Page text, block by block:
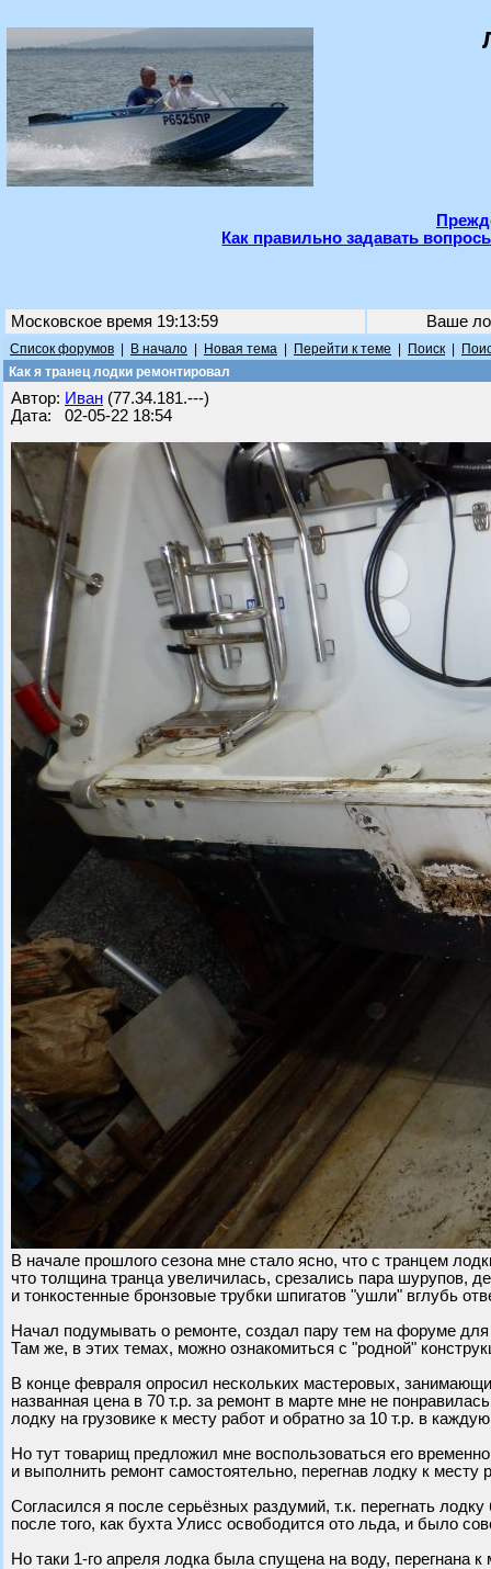
Как правильно задавать
Московское время 19:13:59 Ваше
Список форумов В начало Новая тема Перейти к теме Поиск
Как я транец лодки ремонтировал
Автор: Иван (77.34.181.---)
Дата: 02-05-22 18:54
В начале прошлого сезона мне стало ясно, что с транцем
что толщина транца увеличилась, срезались пара шурупов,
и тонкостенные бронзовые трубки шпигатов "ушли" вглубь
Начал подумывать о ремонте, создал пару тем на форуме
Там же, в этих темах, можно ознакомиться с "родной"
В конце февраля опросил нескольких мастеровых,
названная цена в 70 т.р. за ремонт в марте мне не
лодку на грузовике к месту работ и обратно за 10 т.р. в
Но тут товарищ предложил мне воспользоваться его
и выполнить ремонт самостоятельно, перегнав лодку к месту
Согласился я после серьёзных раздумий, т.к. перегнать
после того, как бухта Улисс освободится ото льда, и было
Но таки 1-го апреля лодка была спущена на воду, перегнана